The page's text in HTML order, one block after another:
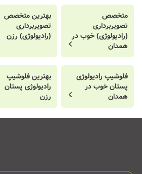
متخصص
تصویربرداری
(رادیولوژی) خوب در
همدان
بهترین متخصص
تصویربرداری
(رادیولوژی) رزن
فلوشیپ رادیولوژی
پستان خوب در
همدان
بهترین فلوشیپ
رادیولوژی پستان
رزن